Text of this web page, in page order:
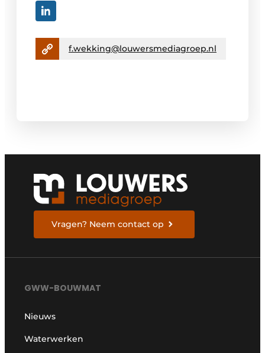
f.wekking@louwersmediagroep.nl
Vragen? Neem contact op
GWW-BOUWMAT
Nieuws
Waterwerken